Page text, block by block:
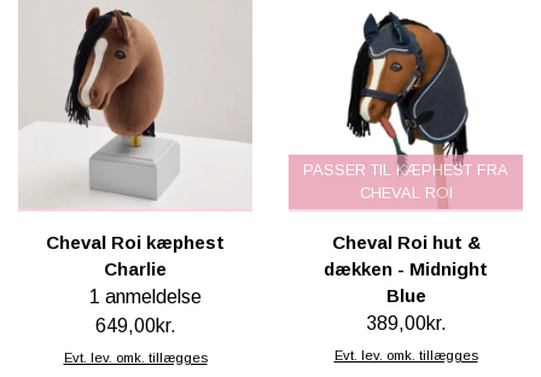
Cheval Roi kæphest
Charlie
1 anmeldelse
649,00kr.
Evt. lev. omk. tillægges
PASSER TIL KÆPHEST FRA
CHEVAL ROI
Cheval Roi hut &
dækken - Midnight
Blue
389,00kr.
Evt. lev. omk. tillægges